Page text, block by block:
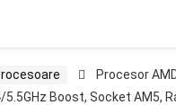
Procesor
5.5GHz Boost, Socket AM5,